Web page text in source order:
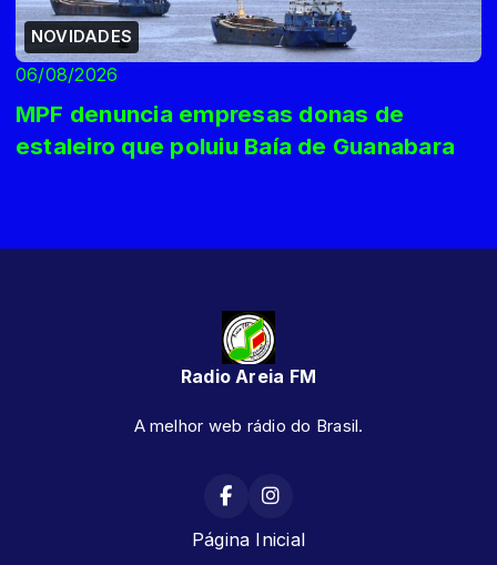
NOVIDADES
06/08/2026
MPF denuncia empresas donas de
estaleiro que poluiu Baía de Guanabara
Radio Areia FM
A melhor web rádio do Brasil.
Página Inicial